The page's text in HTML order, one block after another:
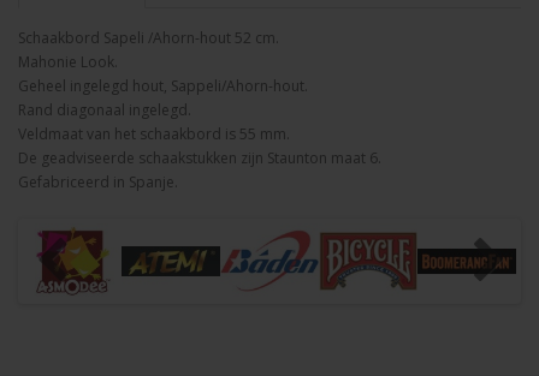
Schaakbord Sapeli /Ahorn-hout 52 cm.
Mahonie Look.
Geheel ingelegd hout, Sappeli/Ahorn-hout.
Rand diagonaal ingelegd.
Veldmaat van het schaakbord is 55 mm.
De geadviseerde schaakstukken zijn Staunton maat 6.
Gefabriceerd in Spanje.